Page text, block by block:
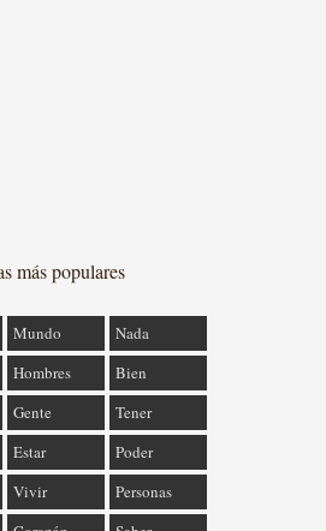
más populares
Mundo
Nada
Hombres
Bien
Gente
Tener
Estar
Poder
Vivir
Personas